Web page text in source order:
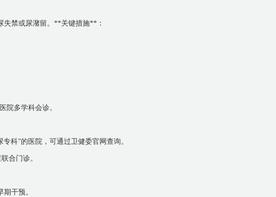
失禁或尿潴留。**关键措施**：
院多学科会诊。
科”的医院，可通过卫健委官网查询。
合门诊。
干预。